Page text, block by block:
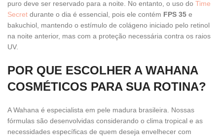
puro deve ser reservado para a noite. No entanto, o uso do Time
Secret durante o dia é essencial, pois ele contém FPS 35 e
bakuchiol, mantendo o estímulo de colágeno iniciado pelo retinol
na noite anterior, mas com a proteção necessária contra os raios
UV.
POR QUE ESCOLHER A WAHANA
COSMÉTICOS PARA SUA ROTINA?
A Wahana é especialista em pele madura brasileira. Nossas
fórmulas são desenvolvidas considerando o clima tropical e as
necessidades específicas de quem deseja envelhecer com